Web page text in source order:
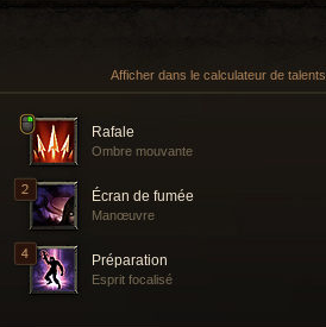
Afficher dans le calculateur de talents
Rafale
Ombre mouvante
Écran de fumée
Manœuvre
Préparation
Esprit focalisé